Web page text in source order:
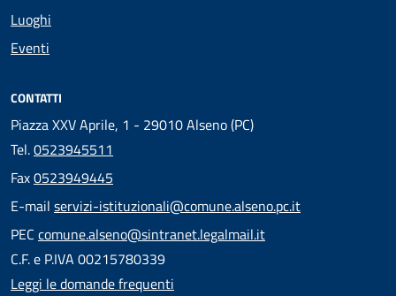
Luoghi
Eventi
CONTATTI
Piazza XXV Aprile, 1 - 29010 Alseno (PC)
Tel.0523945511
Fax0523949445
E-mail servizi-istituzionali@comune.alseno.pc.it
PEC comune.alseno@sintranet.legalmail.it
C.F. e P.IVA 00215780339
Leggi le domande frequenti